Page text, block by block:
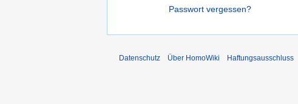
Passwort vergessen?
Datenschutz Über HomoWiki Haftungsausschluss